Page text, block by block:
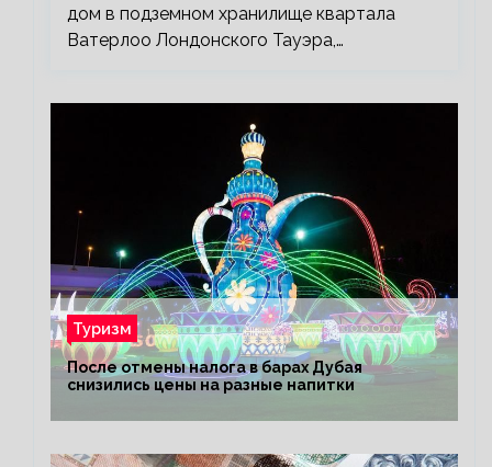
дом в подземном хранилище квартала
Ватерлоо Лондонского Тауэра,…
Туризм
После отмены налога в барах Дубая
снизились цены на разные напитки